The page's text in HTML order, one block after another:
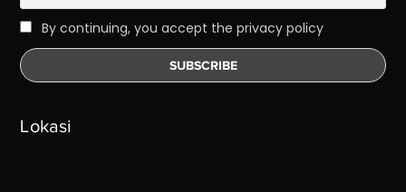
By continuing, you accept the privacy policy
Lokasi